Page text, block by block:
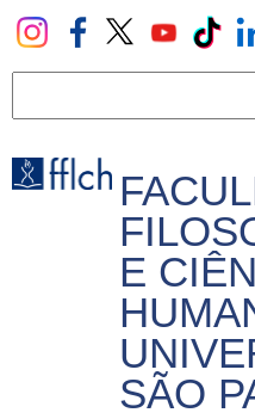
Pular
para
principal
E
SÃO